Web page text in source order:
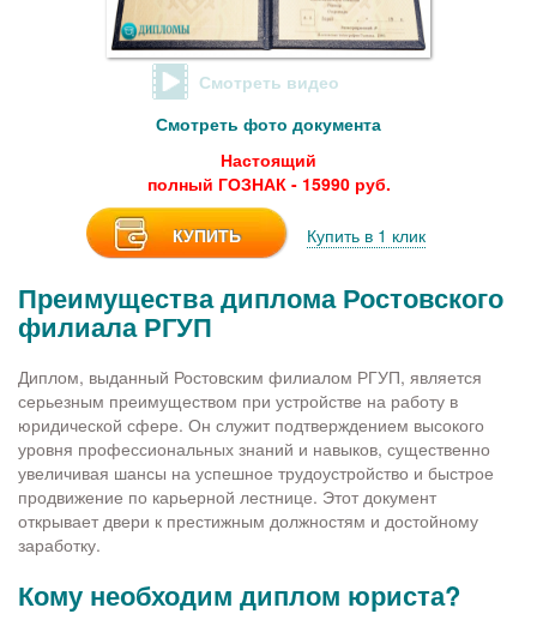
Смотреть видео
Смотреть фото документа
Настоящий
полный ГОЗНАК - 15990 руб.
КУПИТЬ Купить в 1 клик
Преимущества диплома Ростовского
филиала РГУП
Диплом, выданный Ростовским филиалом РГУП, является
серьезным преимуществом при устройстве на работу в
юридической сфере. Он служит подтверждением высокого
уровня профессиональных знаний и навыков, существенно
увеличивая шансы на успешное трудоустройство и быстрое
продвижение по карьерной лестнице. Этот документ
открывает двери к престижным должностям и достойному
заработку.
Кому необходим диплом юриста?